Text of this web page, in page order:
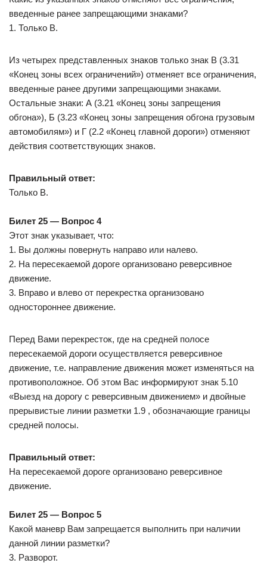
введенные ранее запрещающими знаками?
1. Только В.
Из четырех представленных знаков только знак В (3.31
«Конец зоны всех ограничений») отменяет все ограничения,
введенные ранее другими запрещающими знаками.
Остальные знаки: А (3.21 «Конец зоны запрещения
обгона»), Б (3.23 «Конец зоны запрещения обгона грузовым
автомобилям») и Г (2.2 «Конец главной дороги») отменяют
действия соответствующих знаков.
Правильный ответ:
Только В.
Билет 25 — Вопрос 4
Этот знак указывает, что:
1. Вы должны повернуть направо или налево.
2. На пересекаемой дороге организовано реверсивное
движение.
3. Вправо и влево от перекрестка организовано
одностороннее движение.
Перед Вами перекресток, где на средней полосе
пересекаемой дороги осуществляется реверсивное
движение, т.е. направление движения может изменяться на
противоположное. Об этом Вас информируют знак 5.10
«Выезд на дорогу с реверсивным движением» и двойные
прерывистые линии разметки 1.9 , обозначающие границы
средней полосы.
Правильный ответ:
На пересекаемой дороге организовано реверсивное
движение.
Билет 25 — Вопрос 5
Какой маневр Вам запрещается выполнить при наличии
данной линии разметки?
3. Разворот.